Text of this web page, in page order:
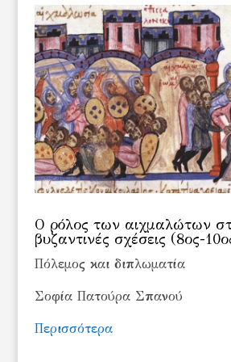
Ο ρόλος των αιχμαλώτων
βυζαντινές σχέσεις (8ος-
Πόλεμος και διπλωματία
Σοφία Πατούρα Σπανού
Περισσότερα